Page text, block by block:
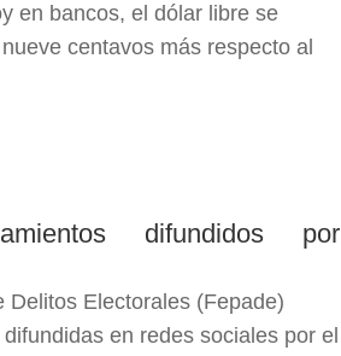
en bancos, el dólar libre se
centavos más respecto al
difundidos por
Delitos Electorales (Fepade)
en redes sociales por el